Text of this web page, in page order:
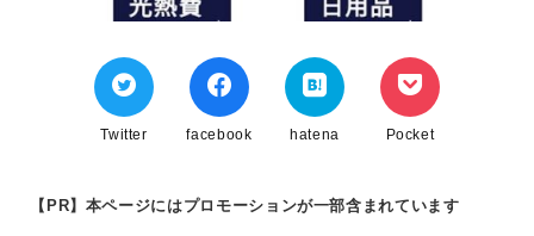
Twitter facebook hatena Pocket
【PR】本ページにはプロモーションが一部含まれています